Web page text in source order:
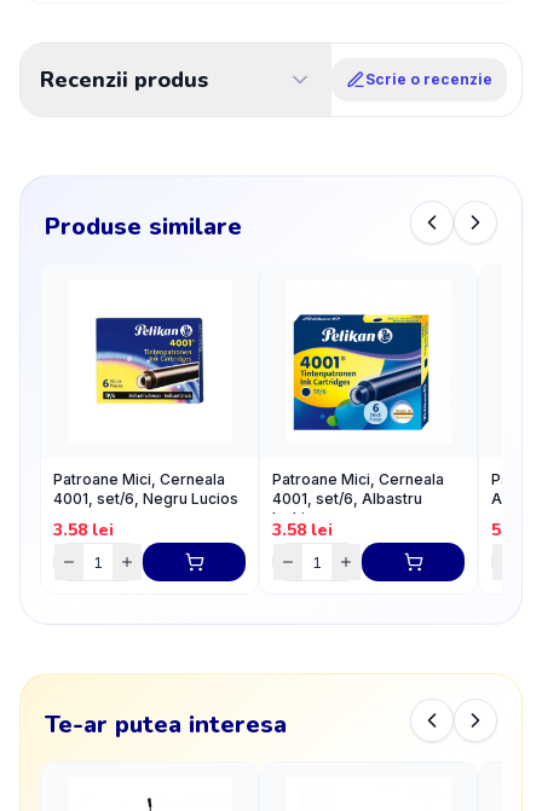
Recenzii produs Scrie o recenzie
Produse similare
Patroane Mici, Cerneala
4001, set/6, Negru Lucios
3.58 lei
Patroane Mici, Cerneala
4001, set/6, Albastru
Inchis
3.58 lei 5.82
Te-ar putea interesa